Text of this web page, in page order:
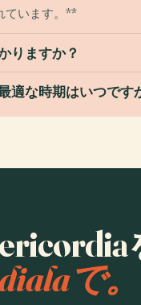
ています。**
りますか？
適な時期はいつです
で。